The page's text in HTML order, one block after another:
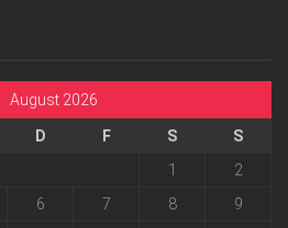
August 2026
D F S
S
1
2
6 7 8
9